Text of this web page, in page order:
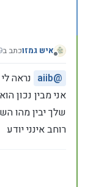
מנותק
איש גמזוכתב ב9 באפר׳ נערך
@
aiib
שלך יבין מהו
רוחב אינני יודע